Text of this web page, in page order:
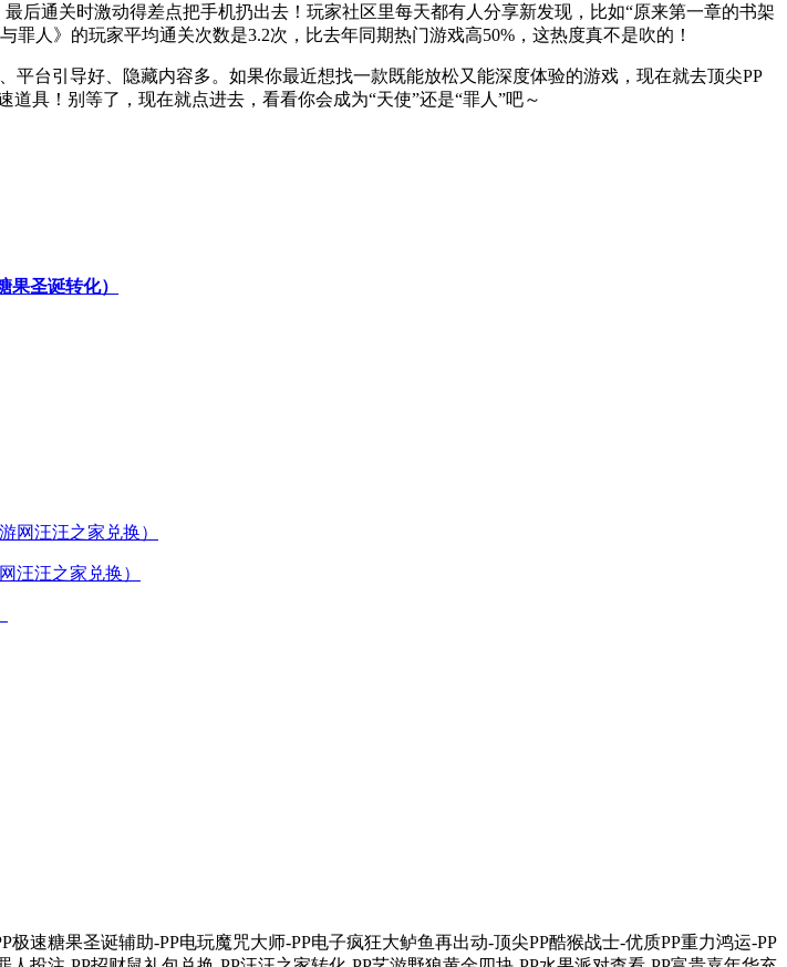
后通关时激动得差点把手机扔出去！玩家社区里每天都有人分享新发现，比如“原来第一章的书架
人》的玩家平均通关次数是3.2次，比去年同期热门游戏高50%，这热度真不是吹的！
台引导好、隐藏内容多。如果你最近想找一款既能放松又能深度体验的游戏，现在就去顶尖PP
具！别等了，现在就点进去，看看你会成为“天使”还是“罪人”吧～
圣诞转化）
汪汪之家兑换）
速糖果圣诞辅助-PP电玩魔咒大师-PP电子疯狂大鲈鱼再出动-顶尖PP酷猴战士-优质PP重力鸿运-PP